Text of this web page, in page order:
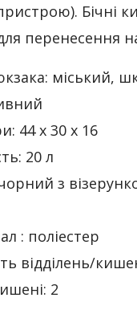
Бічні
перенесення
міський,
44 х 30 х 16
20 л
з
: поліестер
відділень/
2